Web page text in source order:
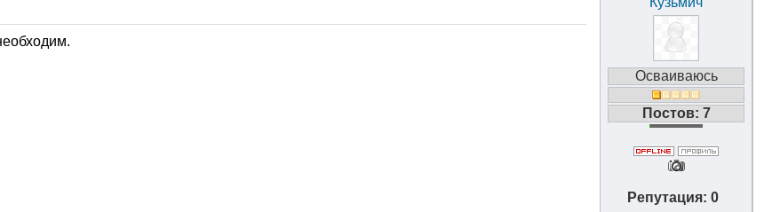
Осваиваюсь
Постов: 7
Репутация: 0